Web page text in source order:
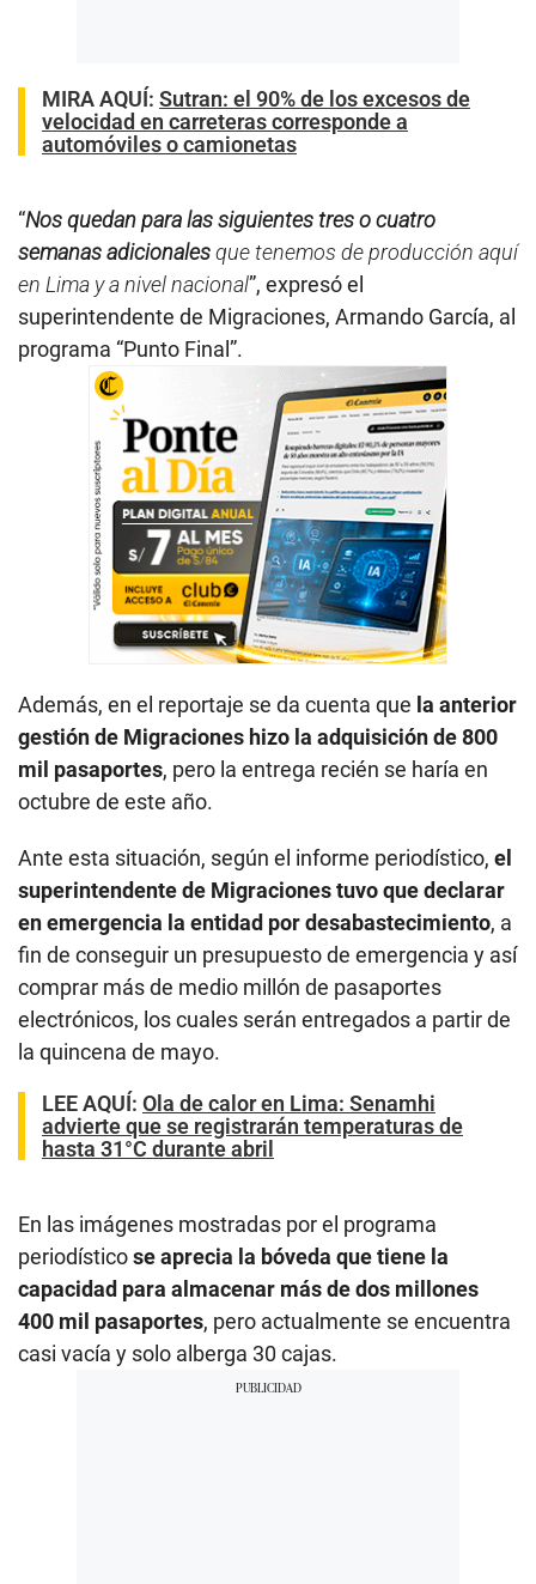
MIRA AQUÍ: Sutran: el 90% de los excesos de
velocidad en carreteras corresponde a
automóviles o camionetas
“Nos quedan para las siguientes tres o cuatro
semanas adicionalesque tenemos de producción aquí
en Lima y a nivel nacional”, expresó el
superintendente de Migraciones, Armando García, al
programa “Punto Final”.
Además, en el reportaje se da cuenta que la anterior
gestión de Migraciones hizo la adquisición de 800
mil pasaportes, pero la entrega recién se haría en
octubre de este año.
Ante esta situación, según el informe periodístico, el
superintendente de Migraciones tuvo que declarar
en emergencia la entidad por desabastecimiento, a
fin de conseguir un presupuesto de emergencia y así
comprar más de medio millón de pasaportes
electrónicos, los cuales serán entregados a partir de
la quincena de mayo.
LEE AQUÍ: Ola de calor en Lima: Senamhi
advierte que se registrarán temperaturas de
hasta 31°C durante abril
En las imágenes mostradas por el programa
periodísticose aprecia la bóveda que tiene la
capacidad para almacenar más de dos millones
400 mil pasaportes, pero actualmente se encuentra
casi vacía y solo alberga 30 cajas.